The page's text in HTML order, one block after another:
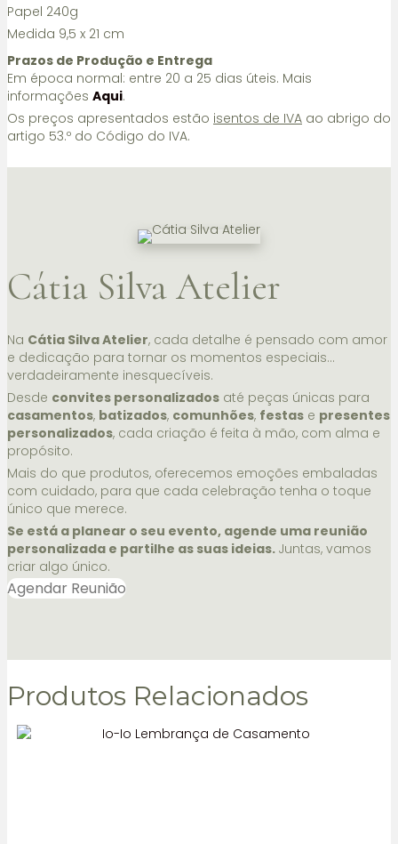
Papel 240g
Medida 9,5 x 21 cm
Prazos de Produção e Entrega
Em época normal: entre 20 a 25 dias úteis. Mais
informações Aqui.
Os preços apresentados estão isentos de IVA ao abrigo do
artigo 53.º do Código do IVA.
Cátia Silva Atelier
Na Cátia Silva Atelier, cada detalhe é pensado com amor
e dedicação para tornar os momentos especiais…
verdadeiramente inesquecíveis.
Desde convites personalizados até peças únicas para
casamentos, batizados, comunhões, festas e presentes
personalizados, cada criação é feita à mão, com alma e
propósito.
Mais do que produtos, oferecemos emoções embaladas
com cuidado, para que cada celebração tenha o toque
único que merece.
Se está a planear o seu evento, agende uma reunião
personalizada e partilhe as suas ideias. Juntas, vamos
criar algo único.
Agendar Reunião
Produtos Relacionados